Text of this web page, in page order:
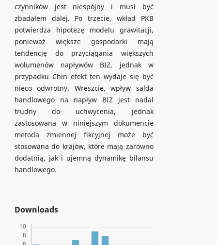
czynników jest niespójny i musi być
zbadałem dalej. Po trzecie, wkład PKB
potwierdza hipotezę modelu grawitacji,
ponieważ większe gospodarki mają
tendencję do przyciągania większych
wolumenów napływów BIZ, jednak w
przypadku Chin efekt ten wydaje się być
nieco odwrotny. Wreszcie, wpływ salda
handlowego na napływ BIZ jest nadal
trudny do uchwycenia, jednak
zastosowana w niniejszym dokumencie
metoda zmiennej fikcyjnej może być
stosowana do krajów, które mają zarówno
dodatnią, jak i ujemną dynamikę bilansu
handlowego.
Downloads